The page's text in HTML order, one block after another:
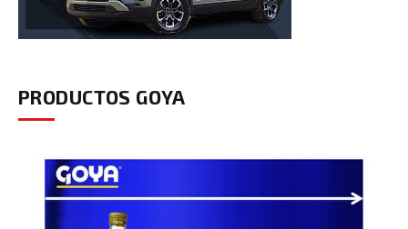
PRODUCTOS GOYA